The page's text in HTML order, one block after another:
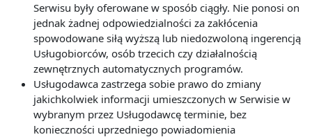
Serwisu były oferowane w sposób ciągły. Nie ponosi on
jednak żadnej odpowiedzialności za zakłócenia
spowodowane siłą wyższą lub niedozwoloną ingerencją
Usługobiorców, osób trzecich czy działalnością
zewnętrznych automatycznych programów.
Usługodawca zastrzega sobie prawo do zmiany
jakichkolwiek informacji umieszczonych w Serwisie w
wybranym przez Usługodawcę terminie, bez
konieczności uprzedniego powiadomienia